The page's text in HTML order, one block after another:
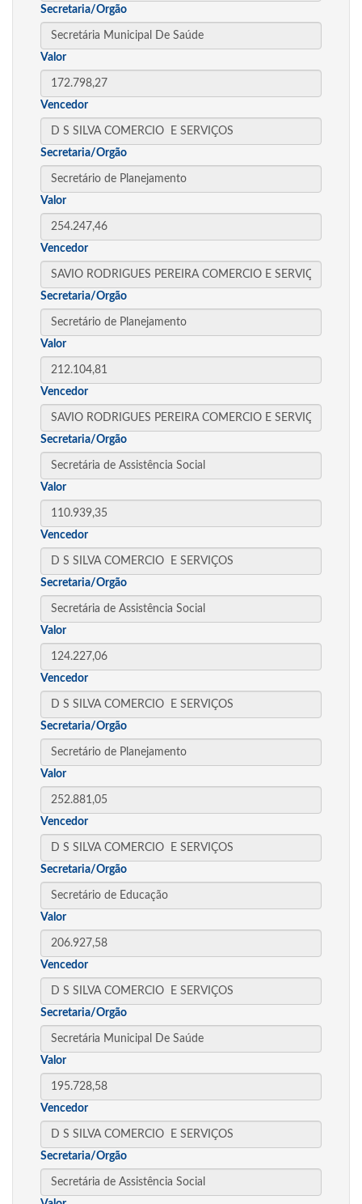
Secretaria/Orgão
Valor
Vencedor
Secretaria/Orgão
Valor
Vencedor
Secretaria/Orgão
Valor
Vencedor
Secretaria/Orgão
Valor
Vencedor
Secretaria/Orgão
Valor
Vencedor
Secretaria/Orgão
Valor
Vencedor
Secretaria/Orgão
Valor
Vencedor
Secretaria/Orgão
Valor
Vencedor
Secretaria/Orgão